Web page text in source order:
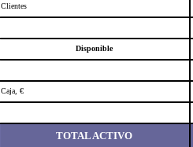
Clientes
Disponible
Caja, €
TOTAL ACTIVO